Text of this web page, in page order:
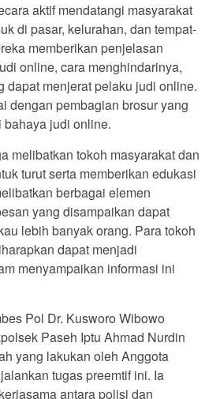
aktif mendatangi masyarakat
di pasar, kelurahan, dan tempat-
memberikan penjelasan
online, cara menghindarinya,
dapat menjerat pelaku judi online.
dengan pembagian brosur yang
judi online.
melibatkan tokoh masyarakat dan
turut serta memberikan edukasi
berbagai elemen
yang disampaikan dapat
lebih banyak orang. Para tokoh
dapat menjadi
menyampaikan informasi ini
Pol Dr. Kusworo Wibowo
Paseh Iptu Ahmad Nurdin
yang lakukan oleh Anggota
tugas preemtif ini. Ia
antara polisi dan